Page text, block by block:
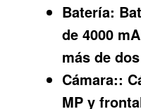
Batería:
de 4000
más de
Cámara::
MP y